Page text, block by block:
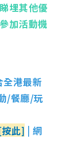
睇埋其他優
加活動機
全港最新
/餐廳/玩
此] | 網